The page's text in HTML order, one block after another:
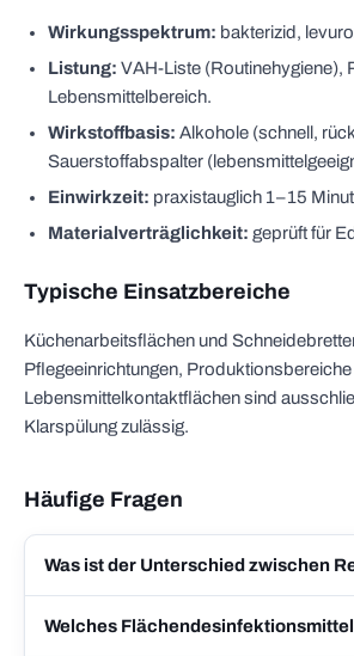
Wirkungsspektrum: bakterizid,
Listung: VAH-Liste (Routinehygiene),
Lebensmittelbereich.
Wirkstoffbasis: Alkohole (schnell,
Sauerstoffabspalter
Einwirkzeit: praxistauglich 1–15
Materialverträglichkeit: geprüft für
Typische Einsatzbereiche
Küchenarbeitsflächen und
Pflegeeinrichtungen,
Lebensmittelkontaktflächen sind
Klarspülung zulässig.
Häufige Fragen
Was ist der Unterschied zwischen
Welches